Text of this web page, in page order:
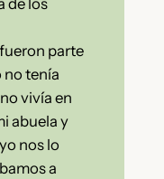
de los
parte
no tenía
vivía en
abuela y
nos lo
a